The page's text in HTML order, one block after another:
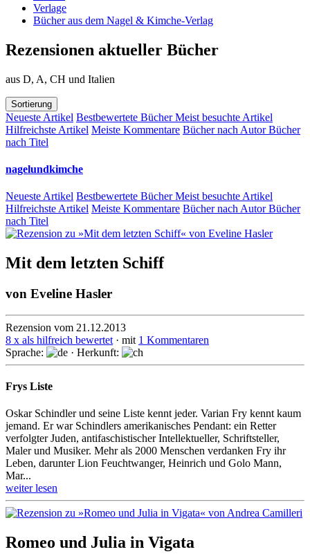
Verlage
Bücher aus dem Nagel & Kimche-Verlag
Rezensionen aktueller Bücher
aus D, A, CH und Italien
Sortierung
Neueste Artikel Bestbewertete BücherMeist besuchte Artikel
Hilfreichste Artikel Meiste Kommentare Bücher nach AutorBücher
nach Titel
nagelundkimche
Neueste Artikel Bestbewertete BücherMeist besuchte Artikel
Hilfreichste Artikel Meiste Kommentare Bücher nach AutorBücher
nach Titel
Mit dem letzten Schiff
von Eveline Hasler
Rezension vom 21.12.2013
8 x als hilfreich bewertet · mit 1 Kommentaren
Sprache:
· Herkunft:
Frys Liste
Oskar Schindler und seine Liste kennt jeder. Varian Fry kennt kaum
jemand. Er war Schindlers amerikani­sches Pendant: ein Retter
verfolgter Juden, anti­fa­schis­tischer Intellektueller, Schriftsteller,
Maler und Mu­siker. Mehr als 2000 Men­schen verdanken Fry ihr
Leben, darunter Lion Feuchtwanger, Heinrich und Golo Mann,
Mar...
weiter lesen
Romeo und Julia in Vigata